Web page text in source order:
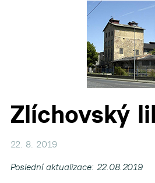
Zlíchovský
22. 8. 2019
Poslední aktualizace: 22.08.2019